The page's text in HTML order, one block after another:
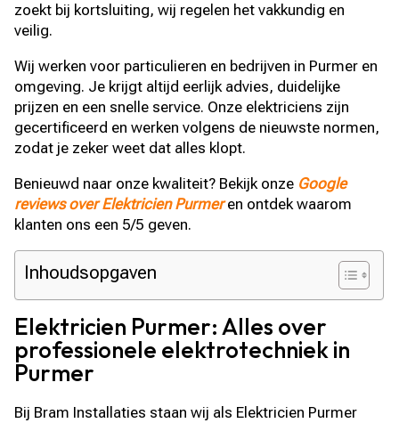
zoekt bij kortsluiting, wij regelen het vakkundig en
veilig.
Wij werken voor particulieren en bedrijven in Purmer en
omgeving. Je krijgt altijd eerlijk advies, duidelijke
prijzen en een snelle service. Onze elektriciens zijn
gecertificeerd en werken volgens de nieuwste normen,
zodat je zeker weet dat alles klopt.
Benieuwd naar onze kwaliteit? Bekijk onze Google
reviews over Elektricien Purmeren ontdek waarom
klanten ons een 5/5 geven.
Inhoudsopgaven
Elektricien Purmer: Alles over
professionele elektrotechniek in
Purmer
Bij Bram Installaties staan wij als Elektricien Purmer